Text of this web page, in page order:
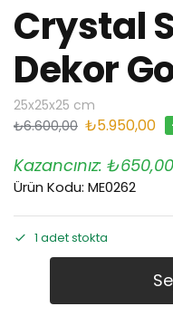
Crystal
Dekor
25x25x25 cm
₺6.600,00 ₺5.950,00
Kazancınız: ₺650,00
Ürün Kodu: ME0262
1 adet stokta